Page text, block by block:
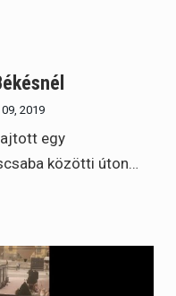
2019
egy
közötti úton…